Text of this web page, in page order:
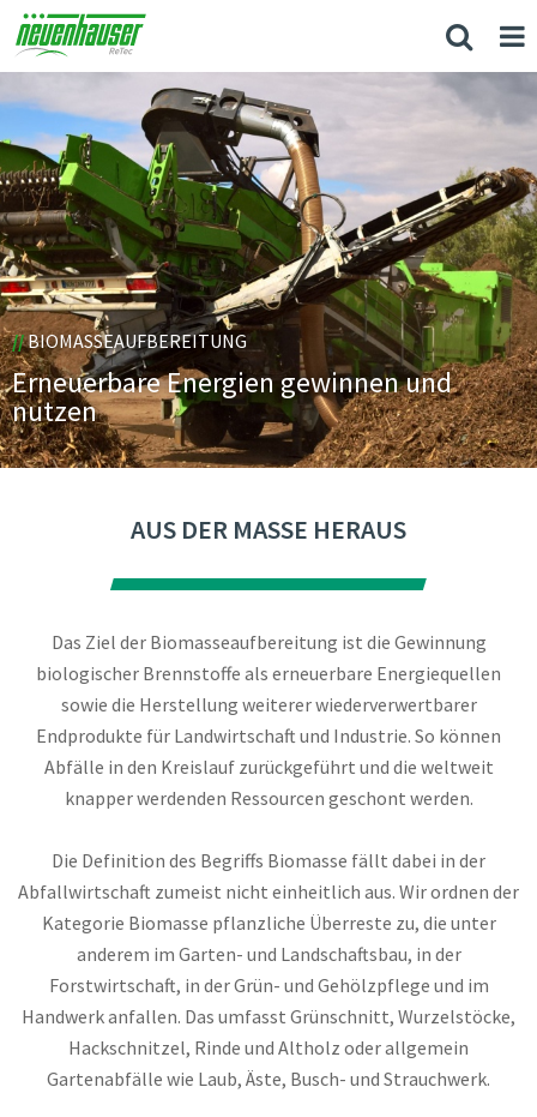
//BIOMASSEAUFBEREITUNG
Erneuerbare Energien gewinnen und
nutzen
AUS DER MASSE HERAUS
Das Ziel der Biomasseaufbereitung ist die Gewinnung
biologischer Brennstoffe als erneuerbare Energiequellen
sowie die Herstellung weiterer wiederverwertbarer
Endprodukte für Landwirtschaft und Industrie. So können
Abfälle in den Kreislauf zurückgeführt und die weltweit
knapper werdenden Ressourcen geschont werden.
Die Definition des Begriffs Biomasse fällt dabei in der
Abfallwirtschaft zumeist nicht einheitlich aus. Wir ordnen der
Kategorie Biomasse pflanzliche Überreste zu, die unter
anderem im Garten- und Landschaftsbau, in der
Forstwirtschaft, in der Grün- und Gehölzpflege und im
Handwerk anfallen. Das umfasst Grünschnitt, Wurzelstöcke,
Hackschnitzel, Rinde und Altholz oder allgemein
Gartenabfälle wie Laub, Äste, Busch- und Strauchwerk.